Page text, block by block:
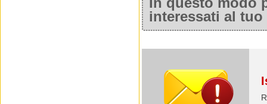
interessati al